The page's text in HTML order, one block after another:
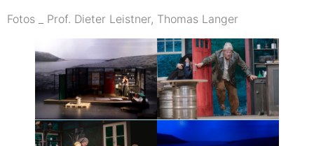
Fotos _ Prof. Dieter Leistner, Thomas Langer